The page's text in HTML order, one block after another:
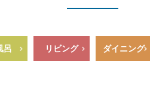
呂 リビング ダイニング